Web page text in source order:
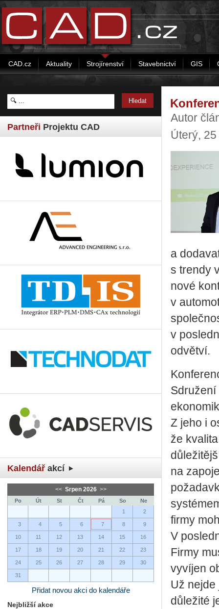
CAD.cz Aktuality Strojírenství Stavebnictví GIS
Partneři Projektu CAD
Kalendář akcí
<< Srpen 2026 >>
Po Út St Čt Pá So
Ne
1
2
3 4 5 6 7 8 9
10 11 12 13 14 15 16
17 18 19 20 21 22 23
24 25 26 27 28 29 30
31
Přidat novou akci do kalendáře
Nejbližší akce
Autor
Úterý,
a
s trendy
nové
v
v
odvětví.
Sdružení
Z jeho i
že
na
firmy
V
Firmy
vyvíjen
Už nejde
důležité